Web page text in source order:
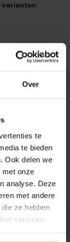
Over
te
te bieden
Ook delen we
met onze
analyse. Deze
met andere
ze hebben
services.
varianten: